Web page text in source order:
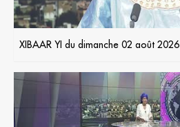
XIBAAR YI du dimanche 02 août 2026